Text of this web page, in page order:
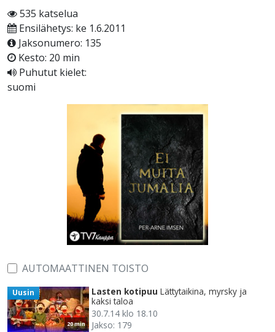
535 katselua
Ensilähetys: ke 1.6.2011
Jaksonumero: 135
Kesto: 20 min
Puhutut kielet:
suomi
AUTOMAATTINEN TOISTO
20 min
Uusin Lasten kotipuu Lättytaikina, myrsky ja
kaksi taloa
30.7.14 klo 18.10
Jakso: 179